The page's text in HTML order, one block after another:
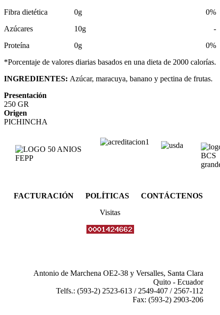
Fibra dietética
Azúcares
Proteína
0g
10g
0g
0%
-
0%
*Porcentaje de valores diarias basados en una dieta de 2000 calorías.
INGREDIENTES: Azúcar, maracuya, banano y pectina de frutas.
Presentación
250 GR
Origen
PICHINCHA
FACTURACIÓN POLÍTICAS CONTÁCTENOS
Visitas
Antonio de Marchena OE2-38 y Versalles, Santa Clara
Quito - Ecuador
Telfs.: (593-2) 2523-613 / 2549-407 / 2567-112
Fax: (593-2) 2903-206